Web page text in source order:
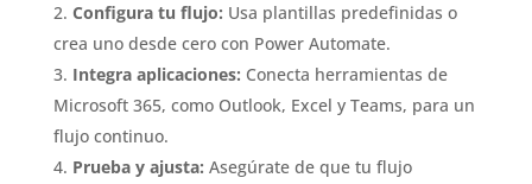
Configura tu flujo: Usa plantillas predefinidas o
crea uno desde cero con Power Automate.
Integra aplicaciones: Conecta herramientas de
Microsoft 365, como Outlook, Excel y Teams, para un
flujo continuo.
Prueba y ajusta: Asegúrate de que tu flujo